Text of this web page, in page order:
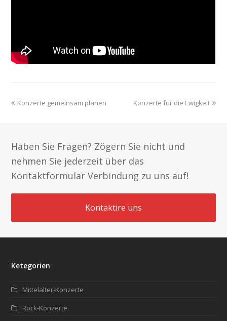
previous
Konzerte gemeinsam planen
next
Konzerte für die Ewigkeit
Haben Sie Fragen? Zögern Sie nicht und
nehmen Sie jederzeit über das
Kontaktformular Verbindung zu uns auf!
Kontaktire uns
Ketegorien
Mittelalter-Konzerte
Rock-Konzerte